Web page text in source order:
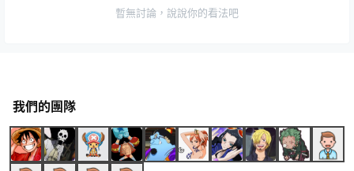
暫無討論，說說你的看法吧
我們的團隊